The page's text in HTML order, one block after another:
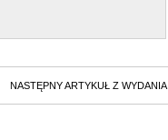
NASTĘPNY ARTYKUŁ Z WYDANIA